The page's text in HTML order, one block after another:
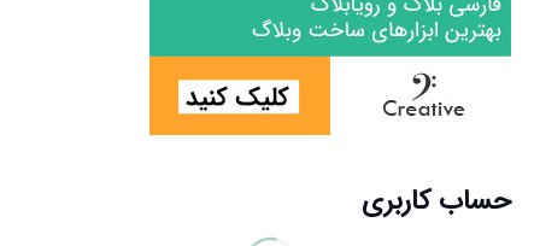
حساب کاربری